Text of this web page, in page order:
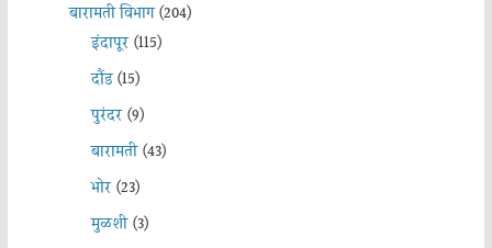
बारामती विभाग(204)
इंदापूर(115)
दौंड(15)
पुरंदर(9)
बारामती(43)
भोर(23)
मुळशी(3)